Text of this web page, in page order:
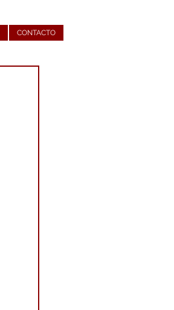
CONTACTO